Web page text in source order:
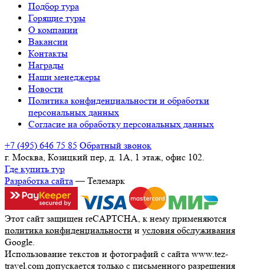
Подбор тура
Горящие туры
О компании
Вакансии
Контакты
Награды
Наши менеджеры
Новости
Политика конфиденциальности и обработки
персональных данных
Согласие на обработку персональных данных
+7 (495) 646 75 85 Обратный звонок
г. Москва, Козицкий пер, д. 1А, 1 этаж, офис 102.
Где купить тур
Разработка сайта— Телемарк
Этот сайт защищен reCAPTCHA, к нему применяются
политика конфиденциальности и условия обслуживания
Google.
Использование текстов и фотографий с сайта www.tez-
travel.com допускается только с письменного разрешения